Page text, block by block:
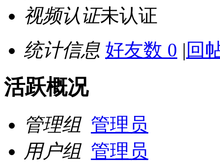
视频认证未认证
统计信息 好友数 0 | 回
活跃概况
管理组 管理员
用户组 管理员